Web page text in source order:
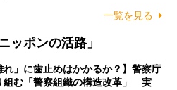
一覧を見る
ッポンの活路」
れ」に歯止めはかかるか？】警察庁
組む「警察組織の構造改革」 実